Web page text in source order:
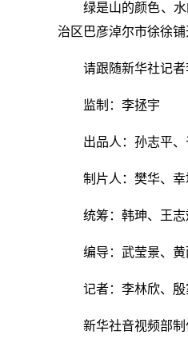
绿是山的颜色、
治区巴彦淖尔市徐徐铺
请跟随新华社记
监制：李拯宇
出品人：孙志平
制片人：樊华、
统筹：韩珅、王
编导：武莹景、黄
记者：李林欣、
新华社音视频部制